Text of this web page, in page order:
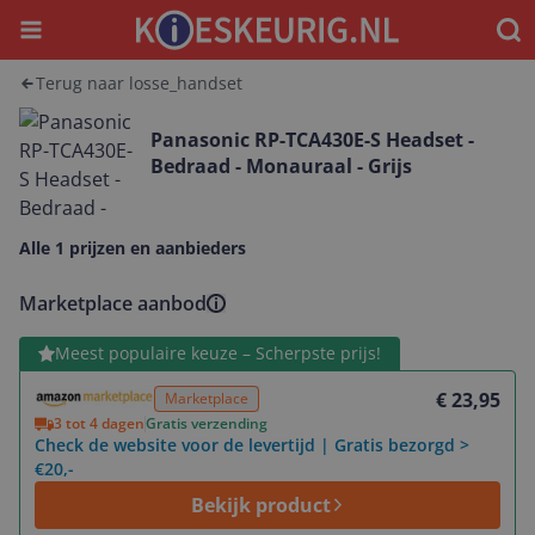
Menu
Terug naar losse_handset
Panasonic RP-TCA430E-S Headset -
Bedraad - Monauraal - Grijs
Alle 1 prijzen en aanbieders
Marketplace aanbod
Meest populaire keuze – Scherpste prijs!
Marketplace € 23,95
3 tot 4 dagenGratis verzending
Check de website voor de levertijd | Gratis bezorgd >
€20,-
Bekijk product
Bekijk product